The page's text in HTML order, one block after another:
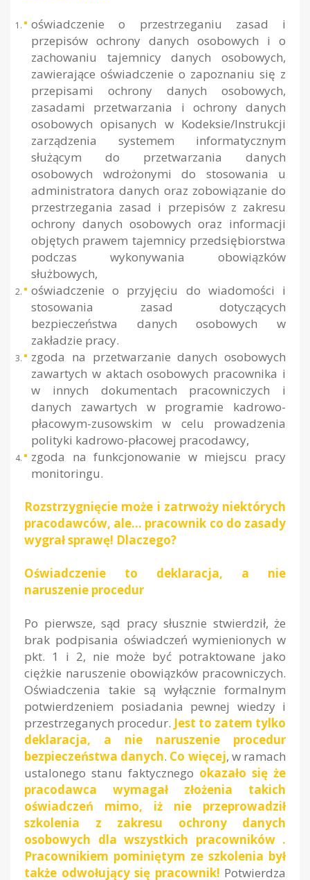
oświadczenie o przestrzeganiu zasad i
przepisów ochrony danych osobowych i o
zachowaniu tajemnicy danych osobowych,
zawierające oświadczenie o zapoznaniu się z
przepisami ochrony danych osobowych,
zasadami przetwarzania i ochrony danych
osobowych opisanych w Kodeksie/Instrukcji
zarządzenia systemem informatycznym
służącym do przetwarzania danych
osobowych wdrożonymi do stosowania u
administratora danych oraz zobowiązanie do
przestrzegania zasad i przepisów z zakresu
ochrony danych osobowych oraz informacji
objętych prawem tajemnicy przedsiębiorstwa
podczas wykonywania obowiązków
służbowych,
oświadczenie o przyjęciu do wiadomości i
stosowania zasad dotyczących
bezpieczeństwa danych osobowych w
zakładzie pracy.
zgoda na przetwarzanie danych osobowych
zawartych w aktach osobowych pracownika i
w innych dokumentach pracowniczych i
danych zawartych w programie kadrowo-
płacowym-zusowskim w celu prowadzenia
polityki kadrowo-płacowej pracodawcy,
zgoda na funkcjonowanie w miejscu pracy
monitoringu.
Rozstrzygnięcie może i zatrwoży niektórych
pracodawców, ale… pracownik co do zasady
wygrał sprawę! Dlaczego?
Oświadczenie to deklaracja, a nie
naruszenie procedur
Po pierwsze, sąd pracy słusznie stwierdził, że
brak podpisania oświadczeń wymienionych w
pkt. 1 i 2, nie może być potraktowane jako
ciężkie naruszenie obowiązków pracowniczych.
Oświadczenia takie są wyłącznie formalnym
potwierdzeniem posiadania pewnej wiedzy i
przestrzeganych procedur. Jest to zatem tylko
deklaracja, a nie naruszenie procedur
bezpieczeństwa danych. Co więcej, w ramach
ustalonego stanu faktycznego okazało się że
pracodawca wymagał złożenia takich
oświadczeń mimo, iż nie przeprowadził
szkolenia z zakresu ochrony danych
osobowych dla wszystkich pracowników .
Pracownikiem pominiętym ze szkolenia był
także odwołujący się pracownik! Potwierdza